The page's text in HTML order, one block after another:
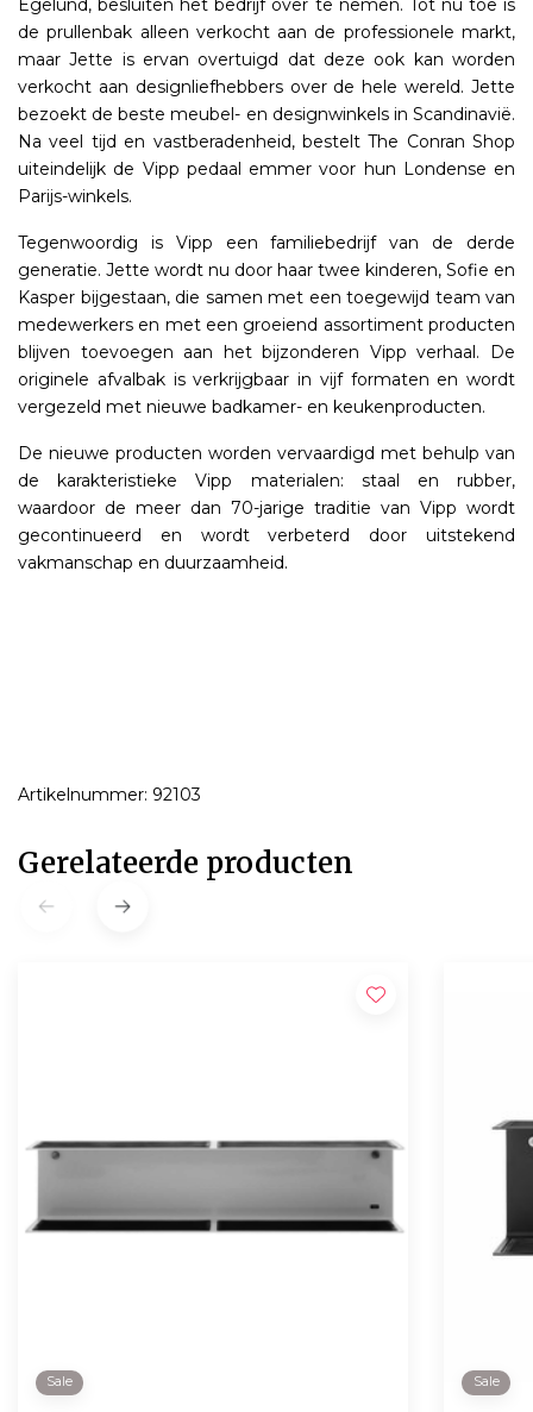
Egelund, besluiten het bedrijf over te nemen. Tot nu toe is
de prullenbak alleen verkocht aan de professionele markt,
maar Jette is ervan overtuigd dat deze ook kan worden
verkocht aan designliefhebbers over de hele wereld. Jette
bezoekt de beste meubel- en designwinkels in Scandinavië.
Na veel tijd en vastberadenheid, bestelt The Conran Shop
uiteindelijk de Vipp pedaal emmer voor hun Londense en
Parijs-winkels.
Tegenwoordig is Vipp een familiebedrijf van de derde
generatie. Jette wordt nu door haar twee kinderen, Sofie en
Kasper bijgestaan, die samen met een toegewijd team van
medewerkers en met een groeiend assortiment producten
blijven toevoegen aan het bijzonderen Vipp verhaal. De
originele afvalbak is verkrijgbaar in vijf formaten en wordt
vergezeld met nieuwe badkamer- en keukenproducten.
De nieuwe producten worden vervaardigd met behulp van
de karakteristieke Vipp materialen: staal en rubber,
waardoor de meer dan 70-jarige traditie van Vipp wordt
gecontinueerd en wordt verbeterd door uitstekend
vakmanschap en duurzaamheid.
Artikelnummer: 92103
Gerelateerde producten
Sale Sale